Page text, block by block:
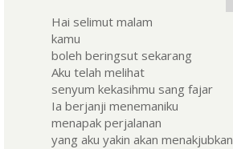
Hai selimut malam
kamu
boleh beringsut sekarang
Aku telah melihat
senyum kekasihmu sang fajar
Ia berjanji menemaniku
menapak perjalanan
yang aku yakin akan menakjubkan